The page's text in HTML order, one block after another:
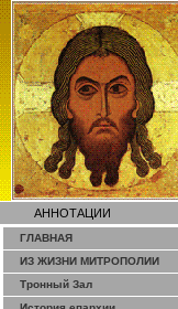
АННОТАЦИИ
ГЛАВНАЯ
ИЗ ЖИЗНИ МИТРОПОЛИИ
Тронный Зал